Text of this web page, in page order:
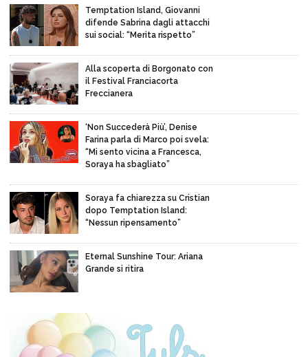
Temptation Island, Giovanni
difende Sabrina dagli attacchi
sui social: “Merita rispetto”
Alla scoperta di Borgonato con
il Festival Franciacorta
Freccianera
‘Non Succederà Più’, Denise
Farina parla di Marco poi svela:
“Mi sento vicina a Francesca,
Soraya ha sbagliato”
Soraya fa chiarezza su Cristian
dopo Temptation Island:
“Nessun ripensamento”
Eternal Sunshine Tour: Ariana
Grande si ritira